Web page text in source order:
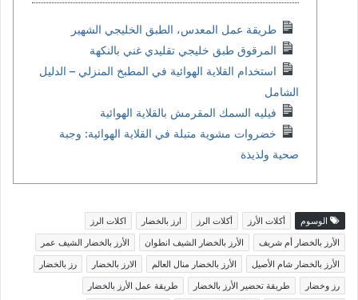
طريقة عمل المعدس، الطبق الخليجي الشهير
المرقوق طبق خليجي تقليدي غني بالنكهة
استخدام القلاية الهوائية في المطبخ المنزلي – الدليل
الشامل
فيليه السمك المقرمش بالقلاية الهوائية
خضروات مشوية متبلة في القلاية الهوائية: وجبة
صحية ولذيذة
الوسوم أكلات الأرز أكلات الرز ارز بالخضار
اكلات الرز
الأرز بالخضار أم شريف
الأرز بالخضار الشيف انطوان
الأرز بالخضار الشيف عمر
الأرز بالخضار شام الأصيل
الأرز بالخضار منال العالم الارز بالخضار
رز بالخضار
رز وخضار
طريقة تحضير الأرز بالخضار
طريقة عمل الأرز بالخضار